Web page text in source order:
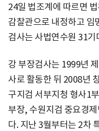
24일 법조계에 따르면
감찰관으로 내정하고 임
검사는 사법연수원 31기
강 부장검사는 1999년
사로 활동한 뒤 2008년
구지검 서부지청 형사1
부장, 수원지검 중요경
다. 지난 3월부터는 2차